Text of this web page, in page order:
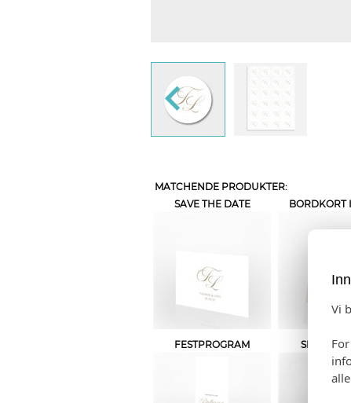
MATCHENDE PRODUKTER:
SAVE THE DATE
BORDKORT
FESTPROGRAM
Vi